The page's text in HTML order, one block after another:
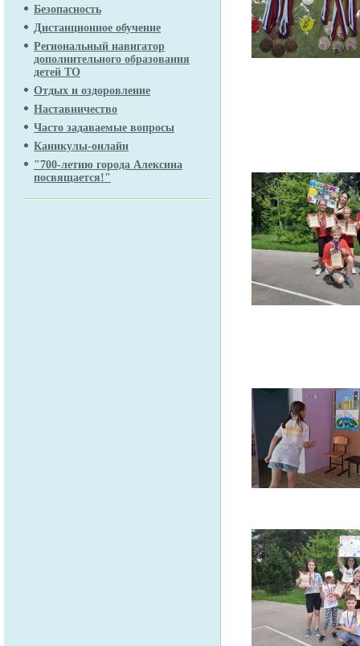
Безопасность
Дистанционное обучение
Региональный навигатор
дополнительного образования
детей ТО
Отдых и оздоровление
Наставничество
Часто задаваемые вопросы
Каникулы-онлайн
"700-летию города Алексина
посвящается!"